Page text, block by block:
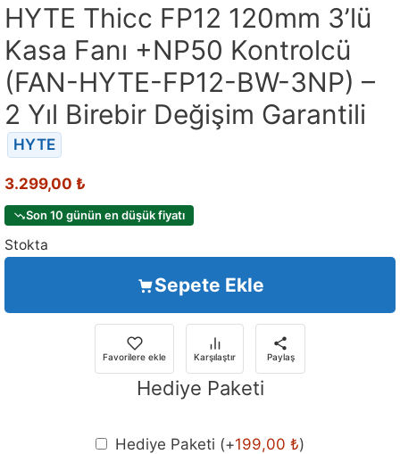
HYTE Thicc FP12 120mm 3’lü
Kasa Fanı +NP50 Kontrolcü
(FAN-HYTE-FP12-BW-3NP) –
2 Yıl Birebir Değişim Garantili
HYTE
3.299,00 ₺
Son 10 günün en düşük fiyatı
Stokta
Sepete Ekle
Favorilere ekle Karşılaştır Paylaş
Hediye Paketi
Hediye Paketi (+199,00 ₺)